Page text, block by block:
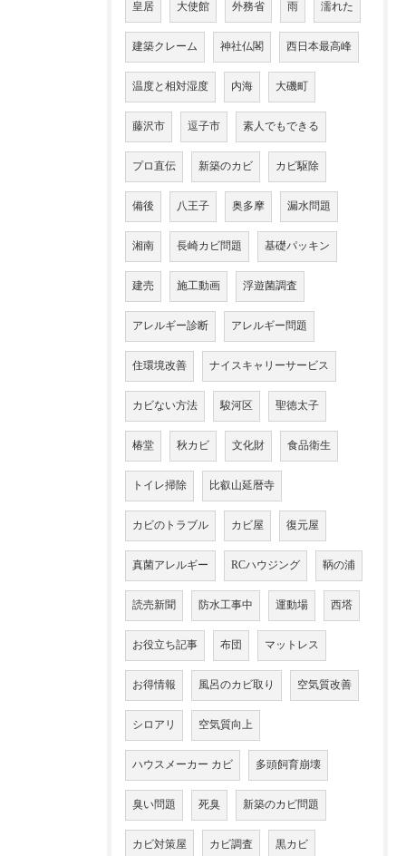
皇居 大使館 外務省 雨 濡れた
建築クレーム 神社仏閣 西日本最高峰
温度と相対湿度 内海 大磯町
藤沢市 逗子市 素人でもできる
プロ直伝 新築のカビ カビ駆除
備後 八王子 奥多摩 漏水問題
湘南 長崎カビ問題 基礎パッキン
建売 施工動画 浮遊菌調査
アレルギー診断 アレルギー問題
住環境改善 ナイスキャリーサービス
カビない方法 駿河区 聖徳太子
椿堂 秋カビ 文化財 食品衛生
トイレ掃除 比叡山延暦寺
カビのトラブル カビ屋 復元屋
真菌アレルギー RCハウジング 鞆の浦
読売新聞 防水工事中 運動場 西塔
お役立ち記事 布団 マットレス
お得情報 風呂のカビ取り 空気質改善
シロアリ 空気質向上
ハウスメーカー カビ 多頭飼育崩壊
臭い問題 死臭 新築のカビ問題
カビ対策屋 カビ調査 黒カビ